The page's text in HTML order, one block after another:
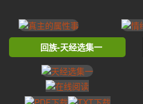
回族-天经选集一